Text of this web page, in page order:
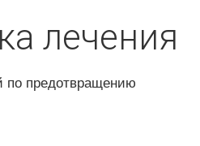
лечения